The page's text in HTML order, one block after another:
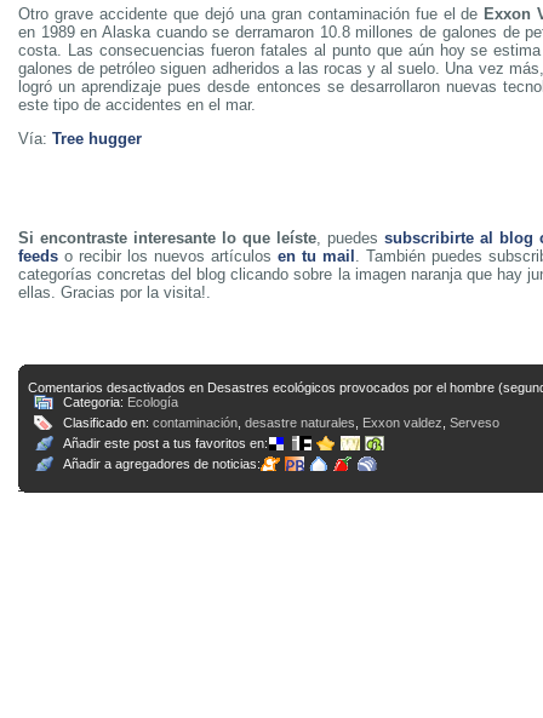
Otro grave accidente que dejó una gran contaminación fue el de Exxon
en 1989 en Alaska cuando se derramaron 10.8 millones de galones de
costa. Las consecuencias fueron fatales al punto que aún hoy se
galones de petróleo siguen adheridos a las rocas y al suelo. Una vez
logró un aprendizaje pues desde entonces se desarrollaron nuevas
este tipo de accidentes en el mar.
Vía: Tree hugger
Si encontraste interesante lo que leíste, puedessubscribirte al blog
feeds o recibir los nuevos artículosen tu mail . También puedes
categorías concretas del blog clicando sobre la imagen naranja que hay
ellas. Gracias por la visita!.
Comentarios desactivados en Desastres ecológicos provocados por el hombre
Categoria: Ecología
Clasificado en: contaminación desastre naturales Exxon valdez Serveso
Añadir este post a tus favoritos en:
Añadir a agregadores de noticias: